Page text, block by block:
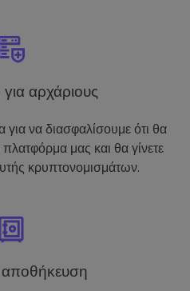
αρχάριους
για να διασφαλίσουμε ότι θα
μας και θα γίνετε
κρυπτονομισμάτων.